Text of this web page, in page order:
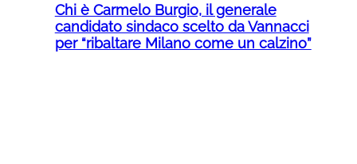
Chi è Carmelo Burgio, il generale
candidato sindaco scelto da Vannacci
per “ribaltare Milano come un calzino”